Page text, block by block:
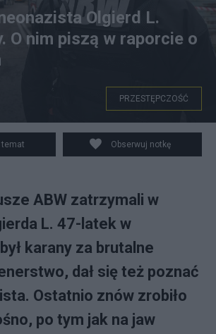
Olgierd L.
O nim piszą w raporcie o
PRZESTĘPCZOŚĆ
temat Obserwuj notkę
ABW zatrzymali w
L. 47-latek w
karany za brutalne
dał się też poznać
Ostatnio znów zrobiło
po tym jak na jaw